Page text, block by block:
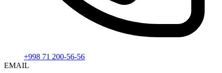
+998 71 200-56-56
EMAIL